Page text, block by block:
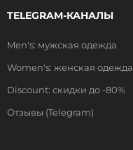
TELEGRAM-КАНАЛЫ
Men's: мужская одежда
Women's: женская одежда
Discount: скидки до -80%
Отзывы (Telegram)